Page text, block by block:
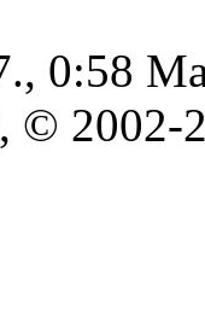
0:58
, © 2002-